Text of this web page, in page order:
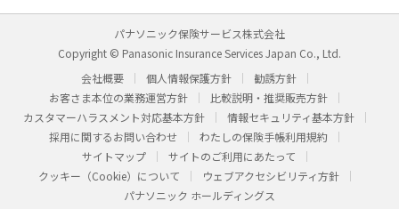
パナソニック保険サービス株式会社
Copyright © Panasonic Insurance Services Japan Co., Ltd.
会社概要
個人情報保護方針
勧誘方針
お客さま本位の業務運営方針
比較説明・推奨販売方針
カスタマーハラスメント対応基本方針
情報セキュリティ基本方針
採用に関するお問い合わせ
わたしの保険手帳利用規約
サイトマップ
サイトのご利用にあたって
クッキー（Cookie）について
ウェブアクセシビリティ方針
パナソニック ホールディングス